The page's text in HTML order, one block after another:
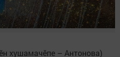
хушамачӗпе – Антонова)